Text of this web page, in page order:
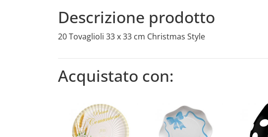
Descrizione prodotto
20 Tovaglioli 33 x 33 cm Christmas Style
Acquistato con: